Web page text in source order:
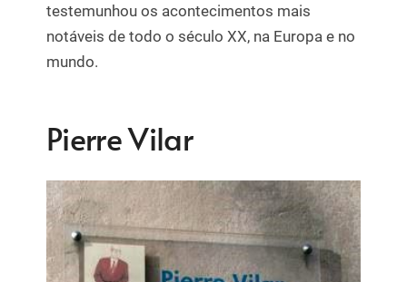
testemunhou os acontecimentos mais
notáveis de todo o século XX, na Europa e no
mundo.
Pierre Vilar